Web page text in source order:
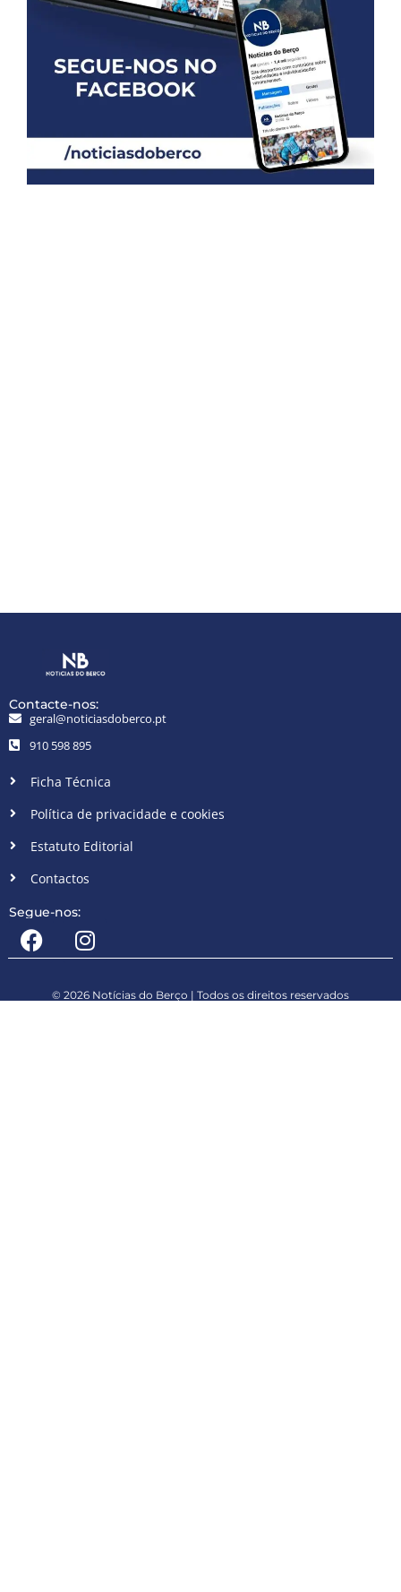
Contacte-nos:
geral@noticiasdoberco.pt
910 598 895
Ficha Técnica
Política de privacidade e cookies
Estatuto Editorial
Contactos
Segue-nos:
© 2026 Notícias do Berço | Todos os direitos reservados